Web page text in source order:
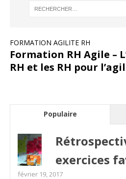
FORMATION AGILITE RH
Formation RH Agile –
RH et les RH pour
Populaire
exercices
février 19, 2017